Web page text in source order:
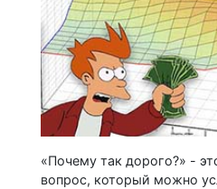
«Почему так дорого?» -
вопрос, который можно